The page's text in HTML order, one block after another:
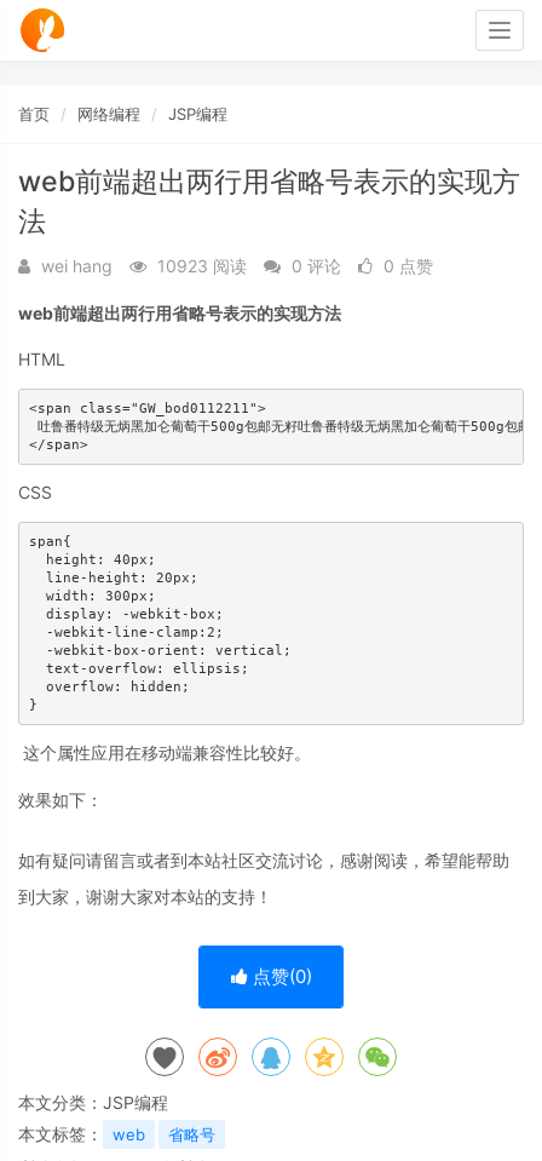
首页 网络编程 JSP编程
web前端超出两行用省略号表示的实现方
法
wei hang 10923 阅读 0 评论 0 点赞
web前端超出两行用省略号表示的实现方法
HTML
<span class="GW_bod0112211">
吐鲁番特级无炳黑加仑葡萄干500g包邮无籽吐鲁番特级无炳黑加仑葡萄干500g包邮
CSS
span{
  height: 40px;
  line-height: 20px;
  width: 300px;
  display: -webkit-box;
  -webkit-line-clamp:2;
  -webkit-box-orient: vertical;
  text-overflow: ellipsis;
  overflow: hidden;
这个属性应用在移动端兼容性比较好。
效果如下：
如有疑问请留言或者到本站社区交流讨论，感谢阅读，希望能帮助
到大家，谢谢大家对本站的支持！
点赞(0)
本文分类： JSP编程
本文标签：
web 省略号